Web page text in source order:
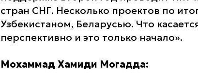
стран СНГ. Несколько проектов по
Узбекистаном, Беларусью. Что
перспективно и это только начало».
Мохаммад Хамиди Могадда: